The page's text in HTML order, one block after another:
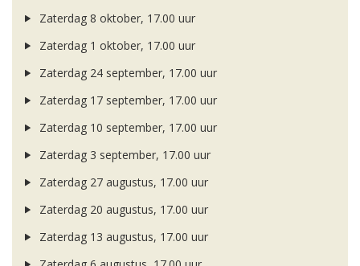
Zaterdag 8 oktober, 17.00 uur
Zaterdag 1 oktober, 17.00 uur
Zaterdag 24 september, 17.00 uur
Zaterdag 17 september, 17.00 uur
Zaterdag 10 september, 17.00 uur
Zaterdag 3 september, 17.00 uur
Zaterdag 27 augustus, 17.00 uur
Zaterdag 20 augustus, 17.00 uur
Zaterdag 13 augustus, 17.00 uur